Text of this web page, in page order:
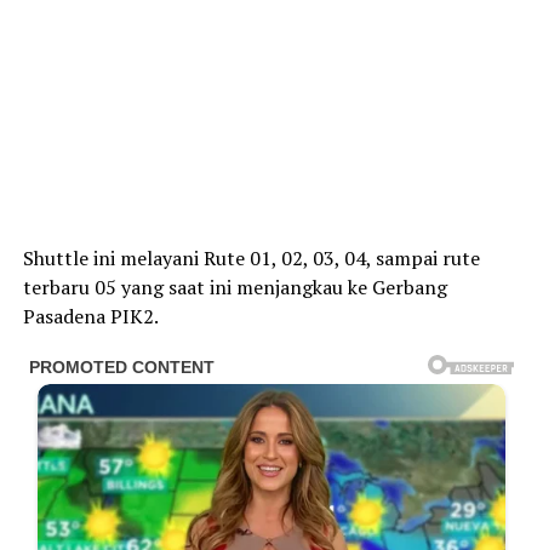
Shuttle ini melayani Rute 01, 02, 03, 04, sampai rute
terbaru 05 yang saat ini menjangkau ke Gerbang
Pasadena PIK2.